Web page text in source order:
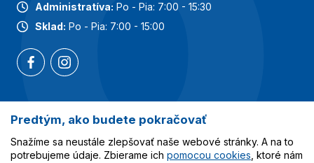
Administratíva: Po - Pia: 7:00 - 15:30
Sklad: Po - Pia: 7:00 - 15:00
Najobľúbenejšie kategórie
Služby
Predtým, ako budete pokračovať
Snažíme sa neustále zlepšovať naše webové stránky. A na to
potrebujeme údaje. Zbierame ich pomocou cookies , ktoré nám